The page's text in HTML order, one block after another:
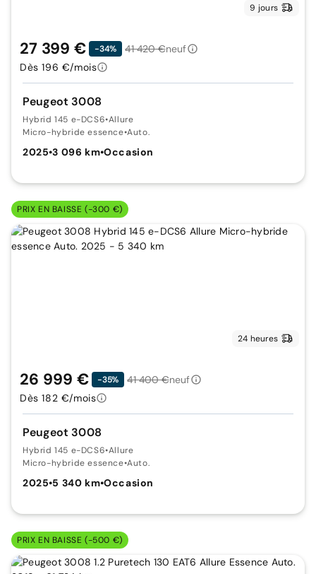
9 jours
Peugeot 3008
Hybrid 145 e-DCS6•Allure
Micro-hybride essence•Auto.
2025•3 096 km•Occasion
27 399 € -34% 41 420 €neuf
Dès 196 €/mois
PRIX EN BAISSE (-300 €)
24 heures
Peugeot 3008
Hybrid 145 e-DCS6•Allure
Micro-hybride essence•Auto.
2025•5 340 km•Occasion
26 999 € -35% 41 400 €neuf
Dès 182 €/mois
PRIX EN BAISSE (-500 €)